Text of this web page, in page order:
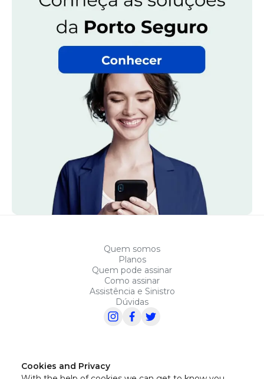
Cookies and Privacy
Quem somos
Planos
Quem pode assinar
Como assinar
Assistência e Sinistro
Dúvidas